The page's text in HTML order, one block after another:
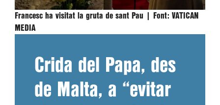
Francesc ha visitat la gruta de sant Pau | Font: VATICAN
MEDIA
Crida del Papa, des
de Malta, a “evitar